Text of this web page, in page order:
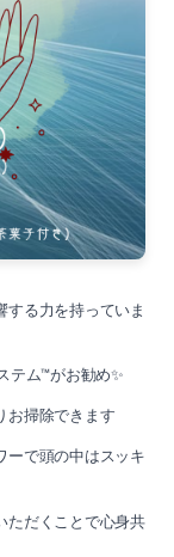
する力を持っていま
テム™がお勧め✨️
お掃除できます
ーで頭の中はスッキ
ただくことで心身共